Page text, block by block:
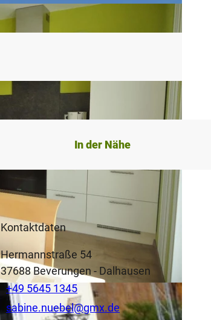
In der Nähe
Kontaktdaten
Hermannstraße 54
37688Beverungen - Dalhausen
+49 5645 1345
sabine.nuebel@gmx.de